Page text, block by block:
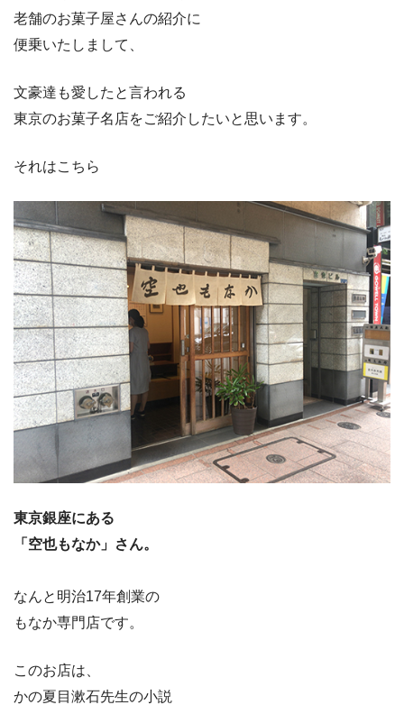
老舗のお菓子屋さんの紹介に
便乗いたしまして、
文豪達も愛したと言われる
東京のお菓子名店をご紹介したいと思います。
それはこちら
東京銀座にある
「空也もなか」さん。
なんと明治17年創業の
もなか専門店です。
このお店は、
かの夏目漱石先生の小説